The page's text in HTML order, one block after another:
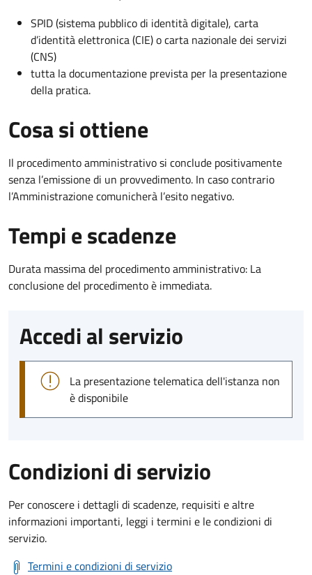
SPID (sistema pubblico di identità digitale), carta
d’identità elettronica (CIE) o carta nazionale dei servizi
(CNS)
tutta la documentazione prevista per la presentazione
della pratica.
Cosa si ottiene
Il procedimento amministrativo si conclude positivamente
senza l’emissione di un provvedimento. In caso contrario
l’Amministrazione comunicherà l’esito negativo.
Tempi e scadenze
Durata massima del procedimento amministrativo: La
conclusione del procedimento è immediata.
Accedi al servizio
La presentazione telematica dell'istanza non
è disponibile
Condizioni di servizio
Per conoscere i dettagli di scadenze, requisiti e altre
informazioni importanti, leggi i termini e le condizioni di
servizio.
Termini e condizioni di servizio